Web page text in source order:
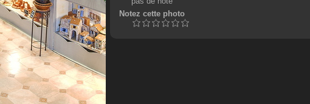
Notez cette photo